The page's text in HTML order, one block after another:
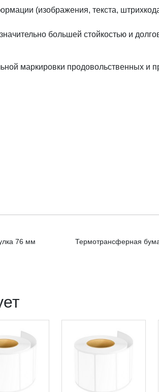
(изображения, текста,
большей стойкостью и
маркировки продовольственных и
76 мм Термотрансферная